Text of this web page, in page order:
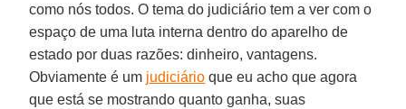
como nós todos. O tema do judiciário tem a ver com o
espaço de uma luta interna dentro do aparelho de
estado por duas razões: dinheiro, vantagens.
Obviamente é um judiciário que eu acho que agora
que está se mostrando quanto ganha, suas